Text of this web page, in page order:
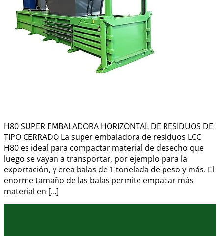
H80 SUPER EMBALADORA HORIZONTAL DE RESIDUOS DE
TIPO CERRADO La super embaladora de residuos LCC
H80 es ideal para compactar material de desecho que
luego se vayan a transportar, por ejemplo para la
exportación, y crea balas de 1 tonelada de peso y más. El
enorme tamaño de las balas permite empacar más
material en […]